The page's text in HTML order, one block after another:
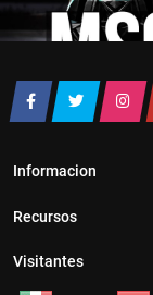
Informacion
Recursos
Visitantes